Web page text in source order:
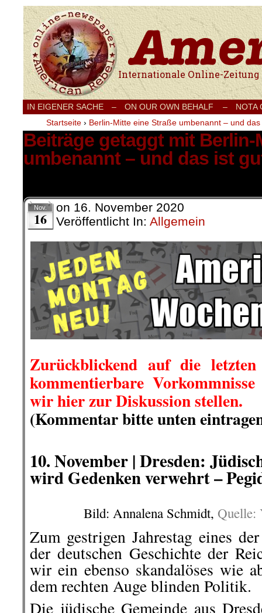
Internationale Onlinezeitung für Frieden,
IN EIGENER SACHE – ON OUR OWN BEHALF –
NOTA
Startseite › Berlin-Mitte eine Straße umbenannt – und
Beiträge getaggt mit Berlin-
umbenannt – und das ist
Nov.
16
on 16. November 2020
Veröffentlicht In: Allgemein
Zurückblickend auf die
kommentierbare
wir hier zur Diskussion stellen.
(Kommentar bitte unten
10. November |Dresden:
wird Gedenken verwehrt –
Bild: Annalena Schmidt, Quelle:
Zum gestrigen Jahrestag eines
der deutschen Geschichte der
wir ein ebenso skandalöses wie
dem rechten Auge blinden Politik.
Die jüdische Gemeinde aus